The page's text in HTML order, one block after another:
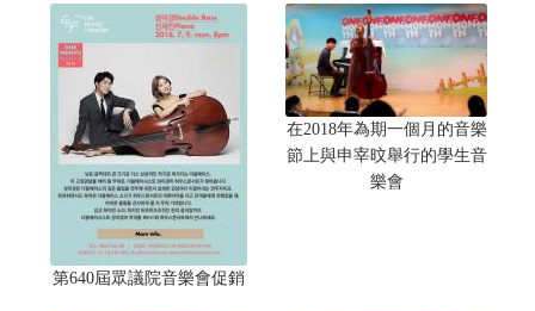
第640屆眾議院音樂會促銷
在2018年為期一個月的音樂
節上與申宰旼舉行的學生音
樂會